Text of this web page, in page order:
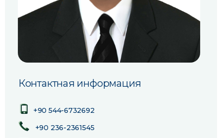
Контактная информация
+90 544-6732692
+90 236-2361545